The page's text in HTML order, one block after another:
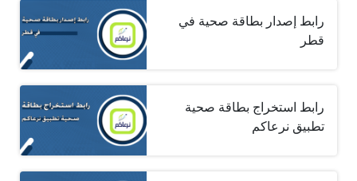
رابط إصدار بطاقة صحية في
قطر
رابط استخراج بطاقة صحية
تطبيق نرعاكم